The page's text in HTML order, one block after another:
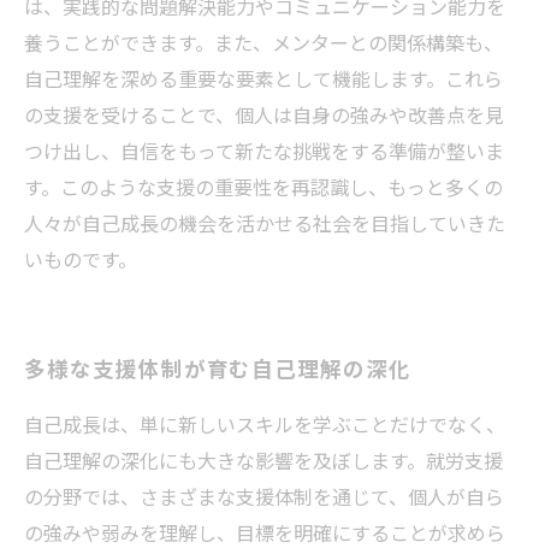
は、実践的な問題解決能力やコミュニケーション能力を
養うことができます。また、メンターとの関係構築も、
自己理解を深める重要な要素として機能します。これら
の支援を受けることで、個人は自身の強みや改善点を見
つけ出し、自信をもって新たな挑戦をする準備が整いま
す。このような支援の重要性を再認識し、もっと多くの
人々が自己成長の機会を活かせる社会を目指していきた
いものです。
多様な支援体制が育む自己理解の深化
自己成長は、単に新しいスキルを学ぶことだけでなく、
自己理解の深化にも大きな影響を及ぼします。就労支援
の分野では、さまざまな支援体制を通じて、個人が自ら
の強みや弱みを理解し、目標を明確にすることが求めら